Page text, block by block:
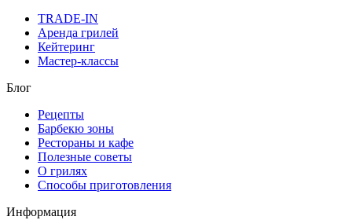
TRADE-IN
Аренда грилей
Кейтеринг
Мастер-классы
Блог
Рецепты
Барбекю зоны
Рестораны и кафе
Полезные советы
О грилях
Способы приготовления
Информация